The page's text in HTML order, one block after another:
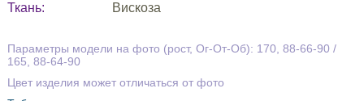
Ткань:
Вискоза
Параметры модели на фото (рост, Ог-От-Об): 170, 88-66-90 /
165, 88-64-90
Цвет изделия может отличаться от фото